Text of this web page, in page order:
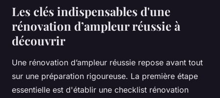
Les clés indispensables d'une
rénovation d’ampleur réussie à
découvrir
Une rénovation d’ampleur réussie repose avant tout
sur une préparation rigoureuse. La première étape
essentielle est d'établir une checklist rénovation